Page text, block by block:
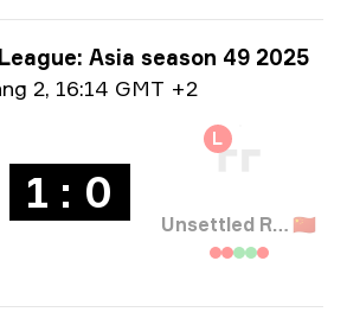
Asia season 49 2025
2, 16:14 GMT +2
1 : 0
L
Unsettled Resentment 🇨🇳